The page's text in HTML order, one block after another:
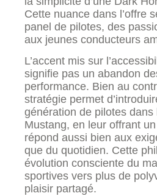
Cette nuance dans l’offre
panel de pilotes, des
aux jeunes conducteurs
L’accent mis sur
signifie pas un abandon
performance. Bien au
stratégie permet
génération de pilotes dans
Mustang, en leur offrant
répond aussi bien aux
que du quotidien. Cette
évolution consciente du
sportives vers plus de
plaisir partagé.